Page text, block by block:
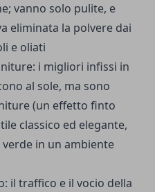
vanno solo pulite, e
eliminata la polvere dai
e oliati
i migliori infissi in
al sole, ma sono
(un effetto finto
classico ed elegante,
in un ambiente
il traffico e il vocio della